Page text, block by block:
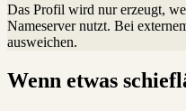
Das Profil wird nur erzeugt,
Nameserver nutzt. Bei
ausweichen.
Wenn etwas